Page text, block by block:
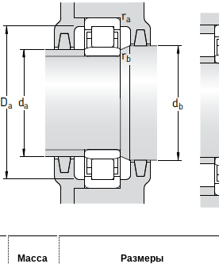
Масса Размеры